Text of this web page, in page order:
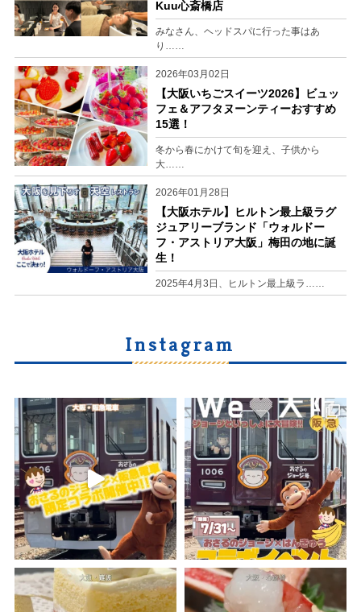
Kuu心斎橋店
みなさん、ヘッドスパに行った事はあ
り……
2026年03月02日
【大阪いちごスイーツ2026】ビュッ
フェ＆アフタヌーンティーおすすめ
15選！
冬から春にかけて旬を迎え、子供から
大……
2026年01月28日
【大阪ホテル】ヒルトン最上級ラグ
ジュアリーブランド「ウォルドー
フ・アストリア大阪」梅田の地に誕
生！
2025年4月3日、ヒルトン最上級ラ……
Instagram